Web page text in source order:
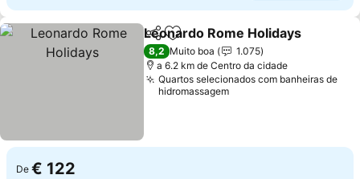
PartilharAdicionar aos favoritos
Leonardo Rome Holidays
8,2 Muito boa
1.075
a 6.2 km de Centro da cidade
Quartos selecionados com banheiras de
hidromassagem
De € 122